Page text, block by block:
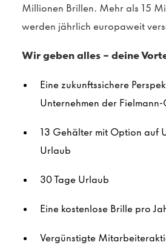
Millionen Brillen. Mehr als 15
werden jährlich europaweit
Wir geben alles - deine
Eine zukunftssichere
Unternehmen der
13 Gehälter mit Option auf
Urlaub
30 Tage Urlaub
Eine kostenlose Brille pro
Vergünstigte